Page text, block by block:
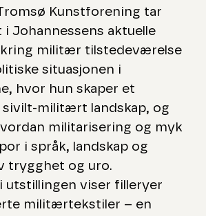
Kunstforening tar
Johannessens aktuelle
militær tilstedeværelse
situasjonen i
hvor hun skaper et
sivilt-militært landskap, og
militarisering og myk
i språk, landskap og
trygghet og uro.
utstillingen viser filleryer
militærtekstiler – en